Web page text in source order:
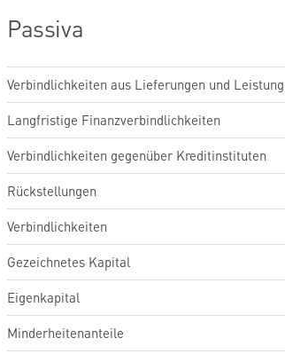
Passiva
Verbindlichkeiten aus Lieferungen und
Langfristige Finanzverbindlichkeiten
Verbindlichkeiten gegenüber Kreditinstituten
Rückstellungen
Verbindlichkeiten
Gezeichnetes Kapital
Eigenkapital
Minderheitenanteile